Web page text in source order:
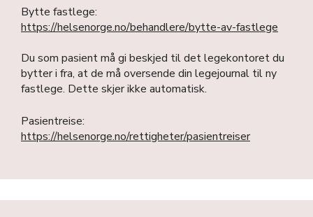
Bytte fastlege:
https://helsenorge.no/behandlere/bytte-av-fastlege
Du som pasient må gi beskjed til det legekontoret du
bytter i fra, at de må oversende din legejournal til ny
fastlege. Dette skjer ikke automatisk.
Pasientreise:
https://helsenorge.no/rettigheter/pasientreiser